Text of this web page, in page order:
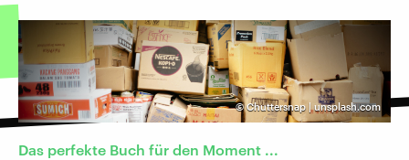
©Chuttersnap | unsplash.com
Das perfekte Buch für den Moment ...